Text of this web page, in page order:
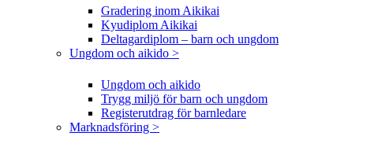
Gradering inom Aikikai
Kyudiplom Aikikai
Deltagardiplom – barn och ungdom
Ungdom och aikido >
Ungdom och aikido
Trygg miljö för barn och ungdom
Registerutdrag för barnledare
Marknadsföring >